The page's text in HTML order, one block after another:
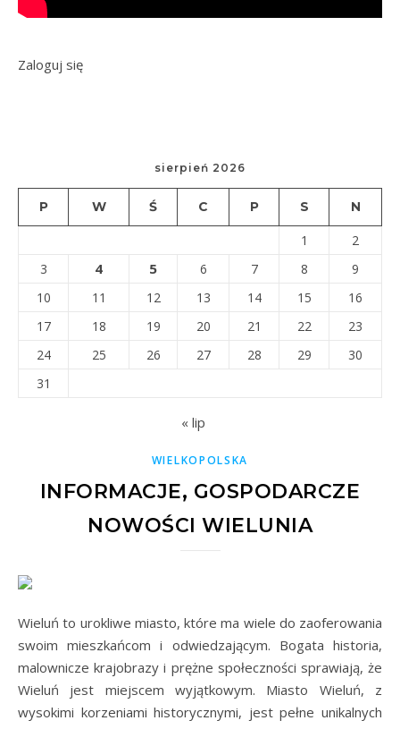
Zaloguj się
sierpień 2026
P W Ś C P S N
1
2
3
4 5 6 7 8
9
10
11 12 13 14 15
16
17
18 19 20 21 22
23
24
25 26 27 28 29
30
31
« lip
WIELKOPOLSKA
INFORMACJE, GOSPODARCZE
NOWOŚCI WIELUNIA
Wieluń to urokliwe miasto, które ma wiele do zaoferowania
swoim mieszkańcom i odwiedzającym. Bogata historia,
malownicze krajobrazy i prężne społeczności sprawiają, że
Wieluń jest miejscem wyjątkowym. Miasto Wieluń, z
wysokimi korzeniami historycznymi, jest pełne unikalnych